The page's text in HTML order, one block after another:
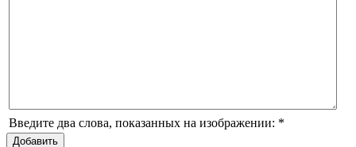
Введите два слова, показанных на изображении: *